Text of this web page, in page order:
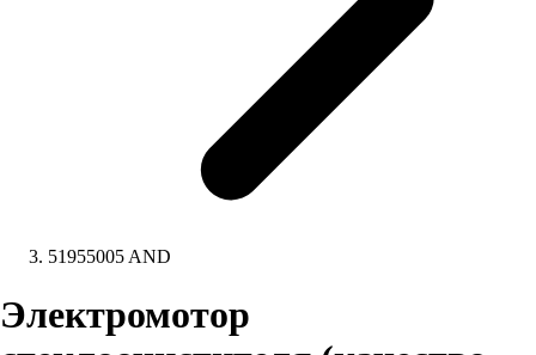
51955005 AND
Электромотор